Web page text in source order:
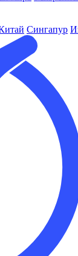
Сингапур